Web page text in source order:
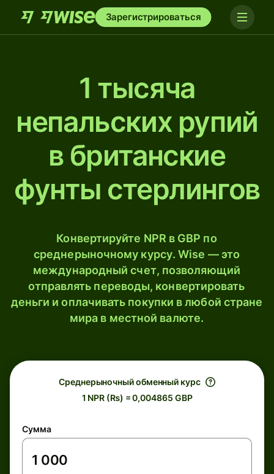
Зарегистрироваться
1 тысяча
непальских рупий
в британские
фунты стерлингов
Конвертируйте NPR в GBP по
среднерыночному курсу. Wise — это
международный счет, позволяющий
отправлять переводы, конвертировать
деньги и оплачивать покупки в любой стране
мира в местной валюте.
Среднерыночный обменный курс
1 NPR (₨) = 0,004865 GBP
Сумма